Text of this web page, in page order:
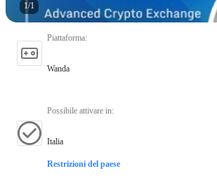
1/1
Piattaforma:
Wanda
Possibile attivare in:
Italia
Restrizioni del paese